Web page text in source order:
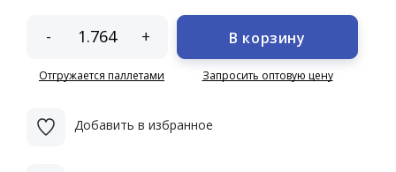
- +
Отгружается паллетами
В корзину
Запросить оптовую цену
Добавить в избранное